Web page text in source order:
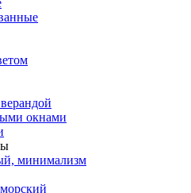
окнами
минимализм